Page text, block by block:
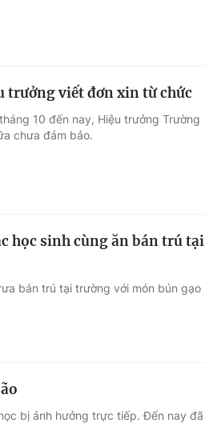
trưởng viết đơn xin từ chức
10 đến nay, Hiệu trưởng Trường
chưa đảm bảo.
học sinh cùng ăn bán trú tại
bán trú tại trường với món bún gạo
bị ảnh hưởng trực tiếp. Đến nay đã